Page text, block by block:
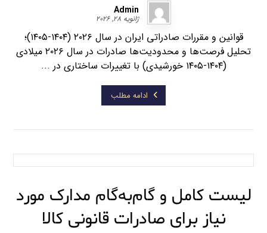
Admin
ژانویه ۲۸, ۲۰۲۶
قوانین و مقررات صادراتی ایران در سال ۲۰۲۶ (۱۴۰۴-۱۴۰۵)؛
تحلیل فرصت‌ها و محدودیت‌ها صادرات در سال ۲۰۲۶ میلادی
(۱۴۰۴-۱۴۰۵ خورشیدی) با تغییرات ساختاری در ...
ادامه مطلب
لیست کامل و گام‌به‌گام مدارک مورد
نیاز برای صادرات قانونی کالا